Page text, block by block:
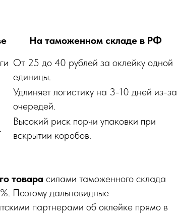
На таможенном складе в РФ
От 25 до 40 рублей за оклейку одной
единицы.
Удлиняет логистику на 3-10 дней из-за
очередей.
Высокий риск порчи упаковки при
вскрытии коробов.
товара силами таможенного склада
Поэтому дальновидные
партнерами об оклейке прямо в